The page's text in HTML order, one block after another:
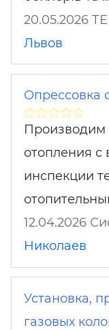
20.05.2026
Львов
Опрессовка
Производим
отопления с
инспекции
12.04.2026
Николаев
Установка,
газовых